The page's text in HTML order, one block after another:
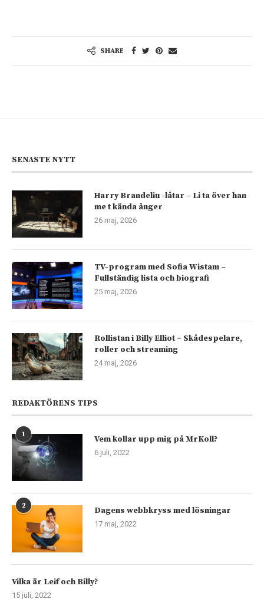
SHARE
SENASTE NYTT
Harry Brandeliu -låtar – Li ta över han
me t kända ånger
26 maj, 2026
TV-program med Sofia Wistam –
Fullständig lista och biografi
25 maj, 2026
Rollistan i Billy Elliot – Skådespelare,
roller och streaming
24 maj, 2026
REDAKTÖRENS TIPS
1 Vem kollar upp mig på MrKoll?
6 juli, 2022
2 Dagens webbkryss med lösningar
17 maj, 2022
Vilka är Leif och Billy?
15 juli, 2022